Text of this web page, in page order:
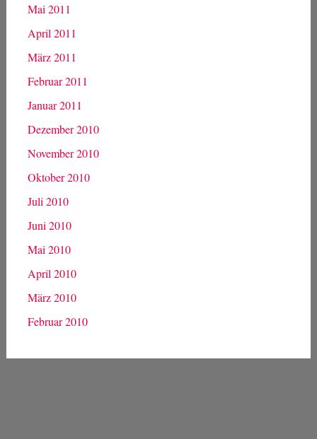
Mai 2011
April 2011
März 2011
Februar 2011
Januar 2011
Dezember 2010
November 2010
Oktober 2010
Juli 2010
Juni 2010
Mai 2010
April 2010
März 2010
Februar 2010